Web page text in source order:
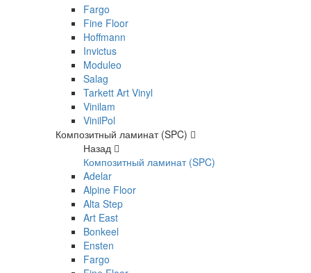
Fargo
Fine Floor
Hoffmann
Invictus
Moduleo
Salag
Tarkett Art Vinyl
Vinilam
VinilPol
Композитный ламинат (SPC)
Назад
Композитный ламинат (SPC)
Adelar
Alpine Floor
Alta Step
Art East
Bonkeel
Ensten
Fargo